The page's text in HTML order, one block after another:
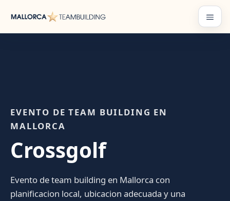
contenido
EVENTO DE TEAM BUILDING EN
MALLORCA
Crossgolf
Evento de team building en Mallorca con
planificacion local, ubicacion adecuada y una